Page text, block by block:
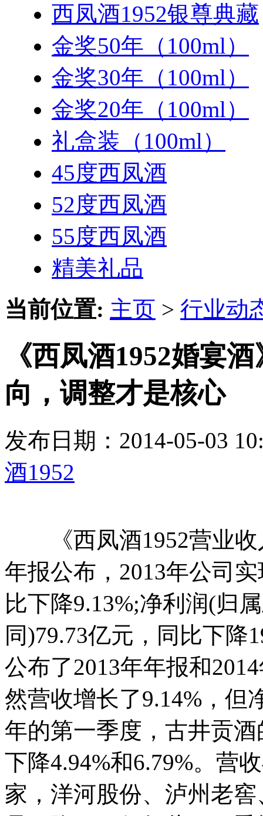
西凤酒1952银尊典藏
金奖50年（100ml）
金奖30年（100ml）
金奖20年（100ml）
礼盒装（100ml）
45度西凤酒
52度西凤酒
55度西凤酒
精美礼品
当前位置: 主页 > 行业动
《西凤酒1952婚宴
向，调整才是核心
发布日期：2014-05-03
酒1952
《西凤酒1952营业收
年报公布，2013年公司
比下降9.13%;净利润(归
同)79.73亿元，同比下降
公布了2013年年报和
然营收增长了9.14%，但
年的第一季度，古井贡
下降4.94%和6.79%。营
家，洋河股份、泸州老